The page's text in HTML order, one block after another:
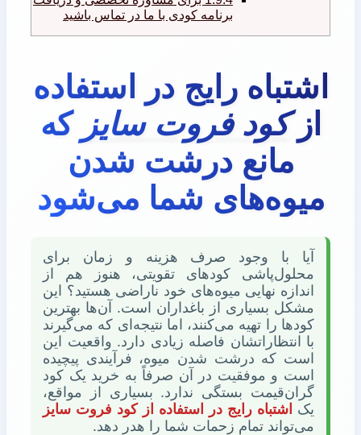
برنامه کودی با ما در تماس باشید
اشتباه رایج در استفاده
از کود فروت سایزکه
مانع درشت شدن
میوه‌های شما می‌شود
آیا با وجود صرف هزینه و زمان برای
محلول‌پاشی کودهای تقویتی، هنوز هم از
اندازه نهایی میوه‌های خود ناراضی هستید؟ این
مشکل بسیاری از باغداران است. آن‌ها بهترین
کودها را تهیه می‌کنند، اما نتیجه‌ای که می‌گیرند
با انتظاراتشان فاصله زیادی دارد. واقعیت این
است که درشت شدن میوه، فرآیندی پیچیده
است و موفقیت در آن صرفاً به خرید یک کود
گران‌قیمت بستگی ندارد. بسیاری از مواقع،
یکاشتباه رایج در استفاده از کود فروت سایز
می‌تواند تمام زحمات شما را هدر دهد.